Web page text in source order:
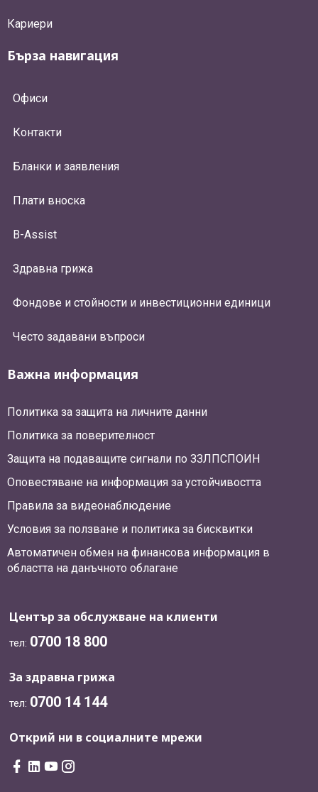
Кариери
Бърза навигация
Офиси
Контакти
Бланки и заявления
Плати вноска
B-Assist
Здравна грижа
Фондове и стойности и инвестиционни единици
Често задавани въпроси
Важна информация
Политика за защита на личните данни
Политика за поверителност
Защита на подаващите сигнали по ЗЗЛПСПОИН
Оповестяване на информация за устойчивостта
Правила за видеонаблюдение
Условия за ползване и политика за бисквитки
Автоматичен обмен на финансова информация в
областта на данъчното облагане
Център за обслужване на клиенти
тел: 0700 18 800
За здравна грижа
тел: 0700 14 144
Открий ни в социалните мрежи